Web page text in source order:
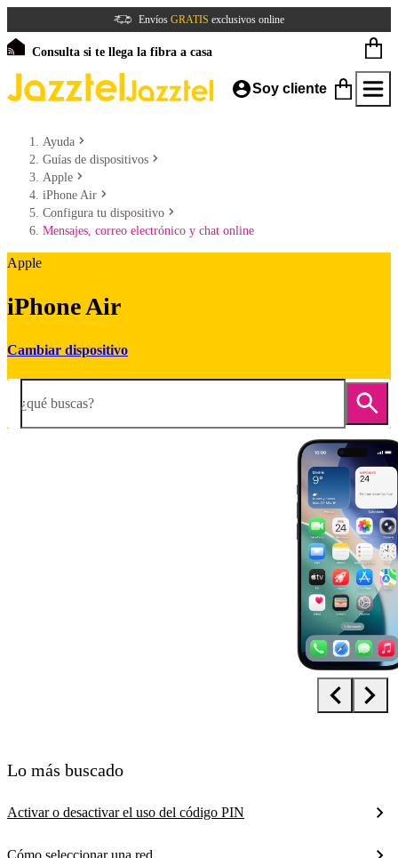
Envíos GRATIS exclusivos online
Consulta si te llega la fibra a casa
Soy cliente
Ayuda
Guías de dispositivos
Apple
iPhone Air
Configura tu dispositivo
Mensajes, correo electrónico y chat online
Apple
iPhone Air
Cambiar dispositivo
¿qué buscas?
Lo más buscado
Activar o desactivar el uso del código PIN
Cómo seleccionar una red